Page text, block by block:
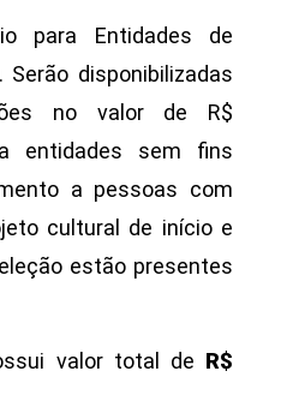
para Entidades de
Serão disponibilizadas
no valor de R$
entidades sem fins
a pessoas com
cultural de início e
estão presentes
valor total de R$